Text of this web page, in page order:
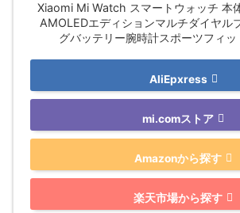
Xiaomi Mi Watch スマートウォッチ 本
AMOLEDエディションマルチダイヤル
グバッテリー腕時計スポーツフィ
AliEpxress
mi.comストア
Amazonから探す
楽天市場から探す